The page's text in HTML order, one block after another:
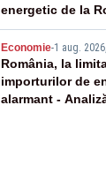
energetic de la
Economie-1 aug.
România, la
importurilor de
alarmant -